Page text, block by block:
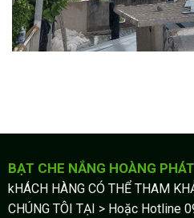
BẠT CHE NẮNG HOÀNG PHÁT
kHÁCH HÀNG CÓ THỂ THAM
CHÚNG TÔI TẠI > Hoặc Hotline